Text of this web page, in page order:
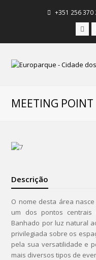
+351 256 370
MEETING POINT
Descrição
O nome desta área
um dos pontos centrais
Banhado por luz natural
privilegiada sobre os
pela sua versatilidade e
mais diversos tipos de